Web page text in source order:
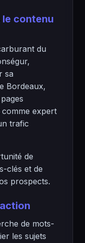
contenu
du
sa
Bordeaux,
expert
trafic
de
clés et de
prospects.
de mots-
les sujets